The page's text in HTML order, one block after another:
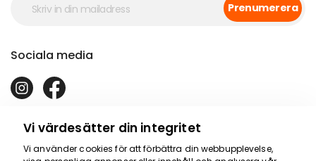
Prenumerera
Sociala media
Vi värdesätter din integritet
Vi använder cookies för att förbättra din webbupplevelse,